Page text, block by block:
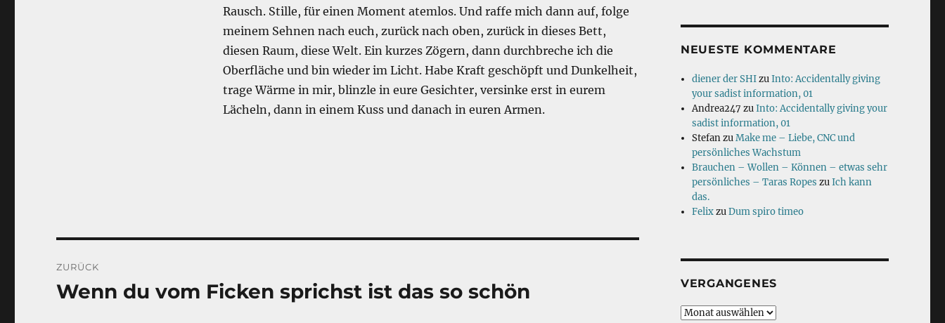
Rausch. Stille, für einen Moment atemlos. Und raffe mich dann auf, folge
meinem Sehnen nach euch, zurück nach oben, zurück in dieses Bett,
diesen Raum, diese Welt. Ein kurzes Zögern, dann durchbreche ich die
Oberfläche und bin wieder im Licht. Habe Kraft geschöpft und Dunkelheit,
trage Wärme in mir, blinzle in eure Gesichter, versinke erst in eurem
Lächeln, dann in einem Kuss und danach in euren Armen.
ZURÜCK
Vorheriger
Wenn du vom Ficken sprichst ist das so schön
NEUESTE KOMMENTARE
diener der SHIzuInto: Accidentally giving
your sadist information, 01
Andrea247 zuInto: Accidentally giving your
sadist information, 01
StefanzuMake me – Liebe, CNC und
persönliches Wachstum
Brauchen – Wollen – Können – etwas sehr
persönliches – Taras Ropes zuIch kann
das.
FelixzuDum spiro timeo
VERGANGENES
Vergangenes